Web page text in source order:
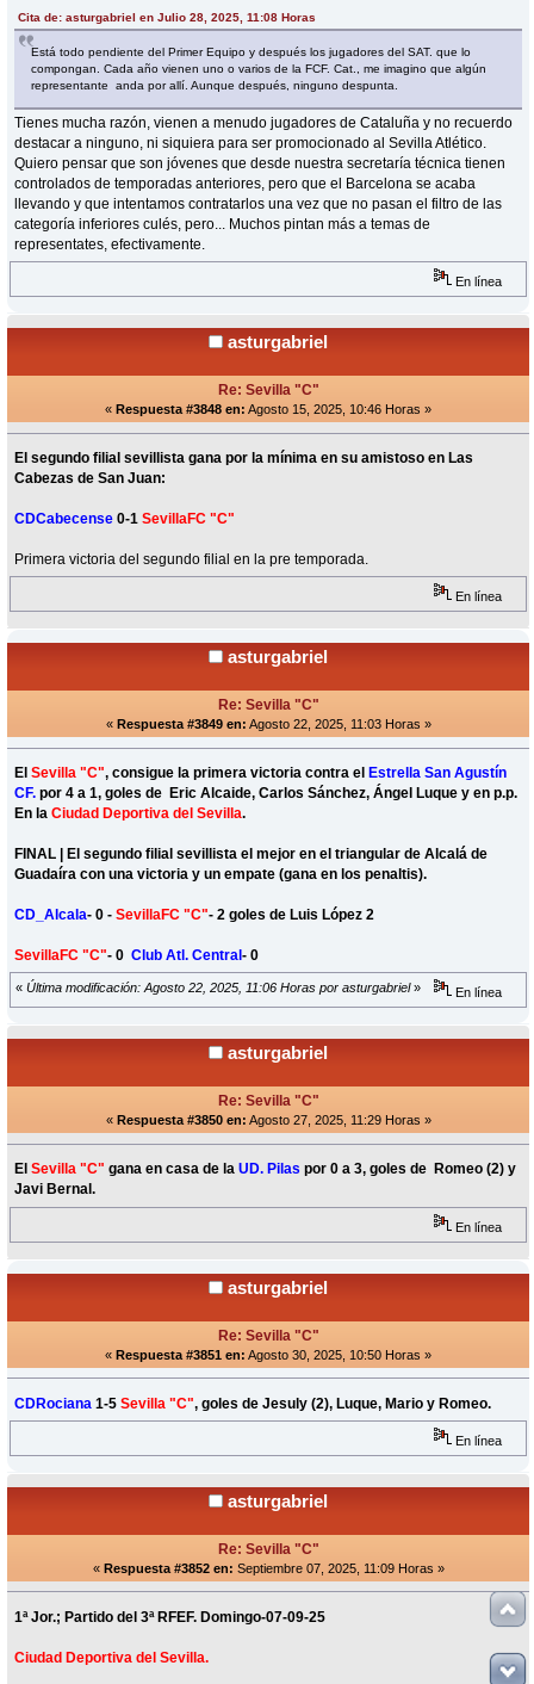
Cita de: asturgabriel en Julio 28, 2025, 11:08 Horas
Está todo pendiente del Primer Equipo y después los jugadores del SAT. que lo
compongan. Cada año vienen uno o varios de la FCF. Cat., me imagino que algún
representante anda por allí. Aunque después, ninguno despunta.
Tienes mucha razón, vienen a menudo jugadores de Cataluña y no recuerdo
destacar a ninguno, ni siquiera para ser promocionado al Sevilla Atlético.
Quiero pensar que son jóvenes que desde nuestra secretaría técnica tienen
controlados de temporadas anteriores, pero que el Barcelona se acaba
llevando y que intentamos contratarlos una vez que no pasan el filtro de las
categoría inferiores culés, pero... Muchos pintan más a temas de
representates, efectivamente.
En línea
asturgabriel
Re: Sevilla "C"
« Respuesta #3848 en: Agosto 15, 2025, 10:46 Horas »
El segundo filial sevillista gana por la mínima en su amistoso en Las
Cabezas de San Juan:
CDCabecense 0-1SevillaFC "C"
Primera victoria del segundo filial en la pre temporada.
En línea
asturgabriel
Re: Sevilla "C"
« Respuesta #3849 en: Agosto 22, 2025, 11:03 Horas »
ElSevilla "C", consigue la primera victoria contra el Estrella San Agustín
CF. por 4 a 1, goles de Eric Alcaide, Carlos Sánchez, Ángel Luque y en p.p.
En laCiudad Deportiva del Sevilla.
FINAL | El segundo filial sevillista el mejor en el triangular de Alcalá de
Guadaíra con una victoria y un empate (gana en los penaltis).
CD_Alcala- 0 - SevillaFC "C"- 2 goles de Luis López 2
SevillaFC "C"- 0Club Atl. Central- 0
« Última modificación: Agosto 22, 2025, 11:06 Horas por asturgabriel» En línea
asturgabriel
Re: Sevilla "C"
« Respuesta #3850 en: Agosto 27, 2025, 11:29 Horas »
ElSevilla "C"gana en casa de laUD. Pilas por 0 a 3, goles de Romeo (2) y
Javi Bernal.
En línea
asturgabriel
Re: Sevilla "C"
« Respuesta #3851 en: Agosto 30, 2025, 10:50 Horas »
CDRociana 1-5Sevilla "C", goles de Jesuly (2), Luque, Mario y Romeo.
En línea
asturgabriel
Re: Sevilla "C"
« Respuesta #3852 en: Septiembre 07, 2025, 11:09 Horas »
1ª Jor.; Partido del 3ª RFEF. Domingo-07-09-25
Ciudad Deportiva del Sevilla.